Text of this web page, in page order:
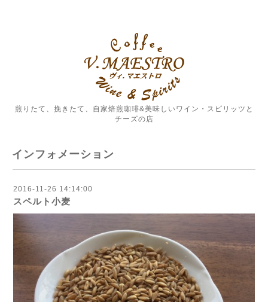
煎りたて、挽きたて、自家焙煎珈琲&美味しいワイン・スピリッツと
チーズの店
インフォメーション
2016-11-26 14:14:00
スペルト小麦